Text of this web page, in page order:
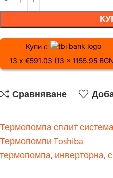
Купи с
13 x €591.03 (13 x 1155.95
Сравняване
Термопомпа сплит
Термопомпи Toshiba
термопомпа,инверторна,